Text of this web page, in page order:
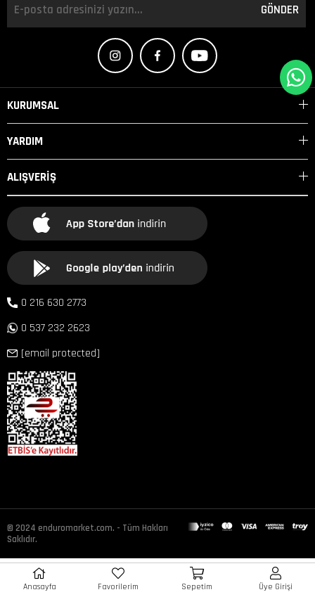
GÖNDER
KURUMSAL
YARDIM
ALIŞVERİŞ
0 216 630 2773
0 537 232 2623
[email protected]
© 2024 enduromarket.com. - Tüm Hakları
Saklıdır.
Anasayfa Favorilerim Sepetim Üye Girişi